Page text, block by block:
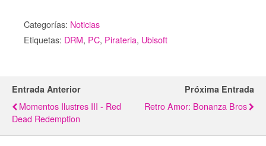
Categorías: Noticias
Etiquetas: DRM, PC, Pirateria, Ubisoft
Entrada Anterior
Momentos Ilustres III - Red
Dead Redemption
Próxima Entrada
Retro Amor: Bonanza Bros